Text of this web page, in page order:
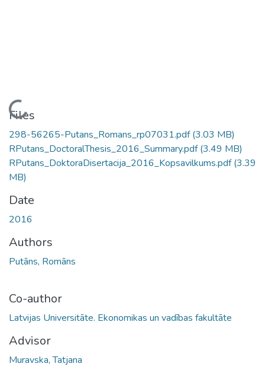
Loading...
Files
298-56265-Putans_Romans_rp07031.pdf(3.03 MB)
RPutans_DoctoralThesis_2016_Summary.pdf(3.49 MB)
RPutans_DoktoraDisertacija_2016_Kopsavilkums.pdf(3.39
MB)
Date
2016
Authors
Putāns, Romāns
Co-author
Latvijas Universitāte. Ekonomikas un vadības fakultāte
Advisor
Muravska, Tatjana